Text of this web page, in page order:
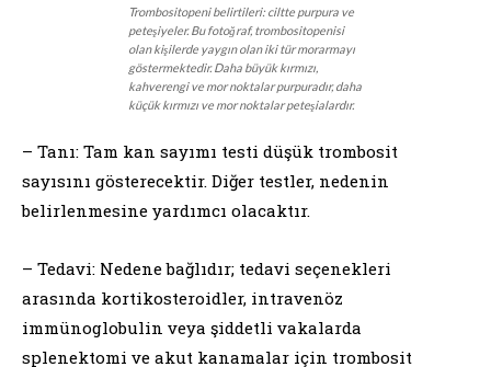
Trombositopeni belirtileri: ciltte purpura ve
peteşiyeler. Bu fotoğraf, trombositopenisi
olan kişilerde yaygın olan iki tür morarmayı
göstermektedir. Daha büyük kırmızı,
kahverengi ve mor noktalar purpuradır, daha
küçük kırmızı ve mor noktalar peteşialardır.
– Tanı: Tam kan sayımı testi düşük trombosit
sayısını gösterecektir. Diğer testler, nedenin
belirlenmesine yardımcı olacaktır.
– Tedavi: Nedene bağlıdır; tedavi seçenekleri
arasında kortikosteroidler, intravenöz
immünoglobulin veya şiddetli vakalarda
splenektomi ve akut kanamalar için trombosit